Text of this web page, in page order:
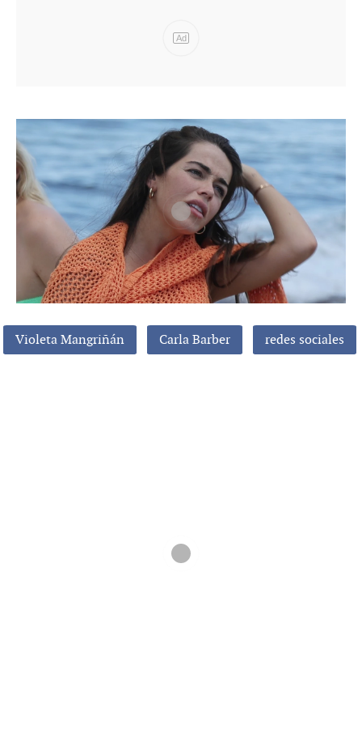
Ad
Violeta Mangriñán Carla Barber redes sociales